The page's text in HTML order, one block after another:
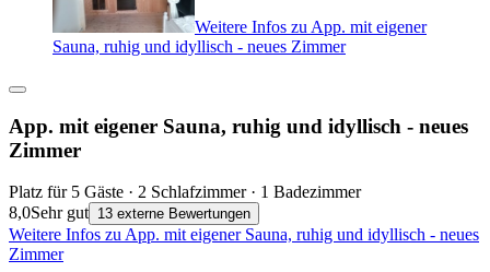
Weitere Infos zu App. mit eigener
Sauna, ruhig und idyllisch - neues Zimmer
App. mit eigener Sauna, ruhig und idyllisch - neues
Zimmer
Platz für 5 Gäste · 2 Schlafzimmer · 1 Badezimmer
8,0Sehr gut 13 externe Bewertungen
Weitere Infos zu App. mit eigener Sauna, ruhig und idyllisch - neues
Zimmer